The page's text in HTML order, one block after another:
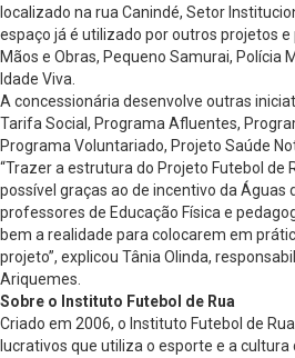
localizado na rua Canindé, Setor
espaço já é utilizado por outros projetos
Mãos e Obras, Pequeno Samurai, Polícia
Idade Viva.
A concessionária desenvolve outras
Tarifa Social, Programa Afluentes,
Programa Voluntariado, Projeto Saúde
“Trazer a estrutura do Projeto Futebol de
possível graças ao de incentivo da Águas
professores de Educação Física e
bem a realidade para colocarem em
projeto”, explicou Tânia Olinda,
Ariquemes.
Sobre o Instituto Futebol de Rua
Criado em 2006, o Instituto Futebol de
lucrativos que utiliza o esporte e a